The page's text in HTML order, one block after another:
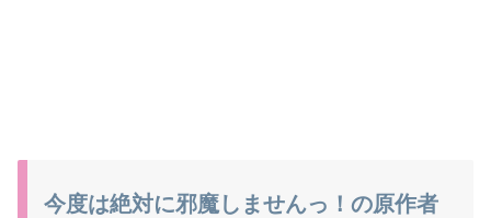
今度は絶対に邪魔しませんっ！の原作者